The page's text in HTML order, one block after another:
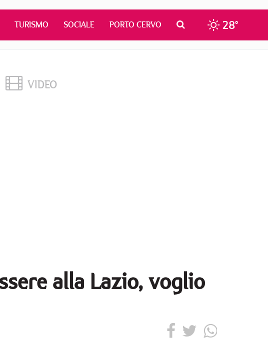
TURISMO SOCIALE PORTO CERVO 28°
VIDEO
alla Lazio, voglio